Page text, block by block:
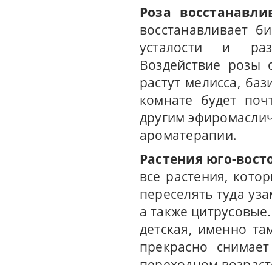
Роза
восстанавливает
усталости и
Воздействие
растут мелисса,
комнате будет
другим
ароматерапии.
Растения юго-
все растения,
переселять туда
а также
детская, именно
прекрасно